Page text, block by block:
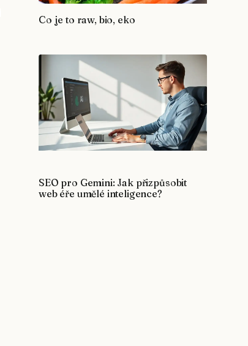
Co je to raw, bio, eko
SEO pro Gemini: Jak přizpůsobit
web éře umělé inteligence?